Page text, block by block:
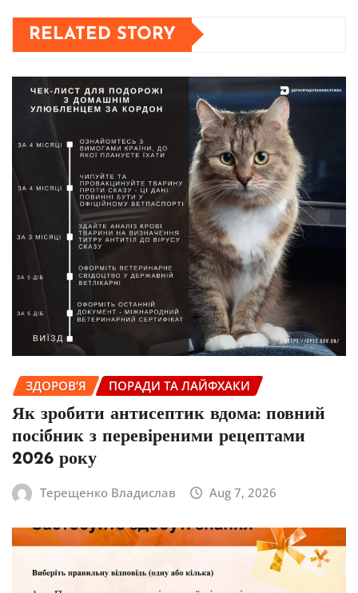
RELATED STORY
ЗДОРОВ’Я ПОРАДИ ТА ЛАЙФХАКИ
Як зробити антисептик вдома: повний
посібник з перевіреними рецептами
2026 року
Терещенко Владислав Aug 7, 2026